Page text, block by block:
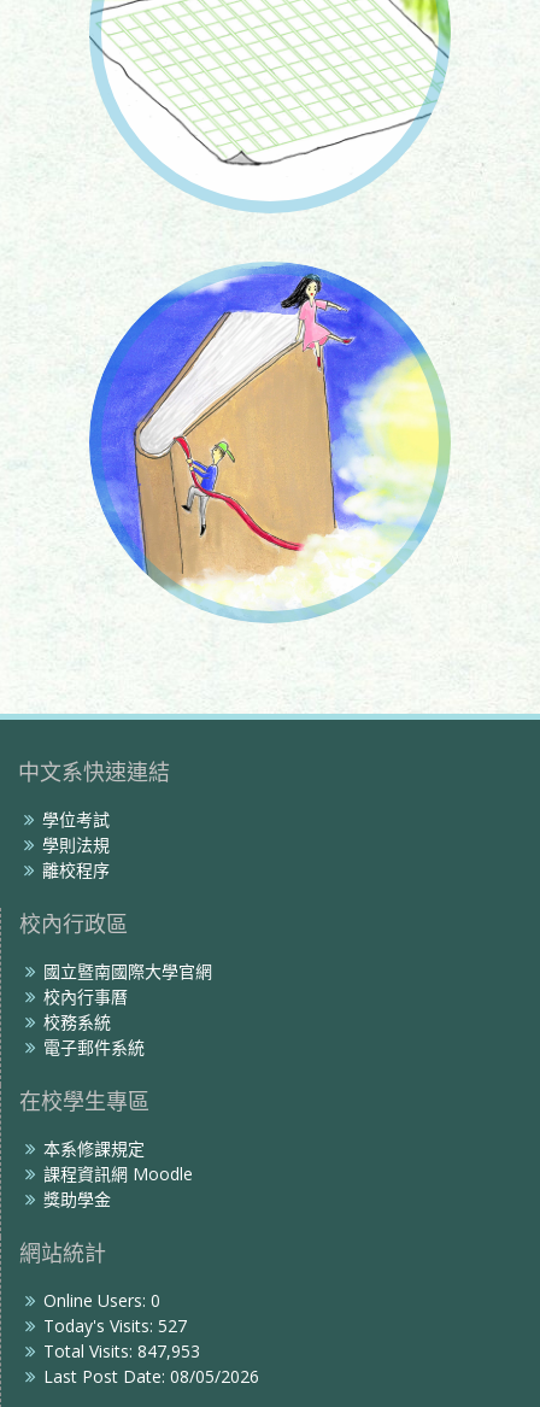
中文系快速連結
學位考試
學則法規
離校程序
校內行政區
國立暨南國際大學官網
校內行事曆
校務系統
電子郵件系統
在校學生專區
本系修課規定
課程資訊網 Moodle
獎助學金
網站統計
Online Users: 0
Today's Visits: 527
Total Visits: 847,953
Last Post Date: 08/05/2026